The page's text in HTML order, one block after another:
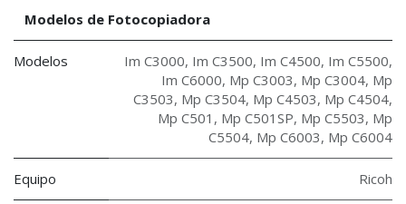
Modelos de Fotocopiadora
Modelos Im C3000, Im C3500, Im C4500, Im C5500,
Im C6000, Mp C3003, Mp C3004, Mp
C3503, Mp C3504, Mp C4503, Mp C4504,
Mp C501 , Mp C501SP, Mp C5503, Mp
C5504, Mp C6003, Mp C6004
Equipo Ricoh